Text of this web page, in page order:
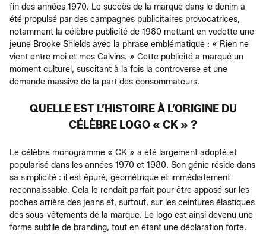
fin des années 1970. Le succès de la marque dans le denim a
été propulsé par des campagnes publicitaires provocatrices,
notamment la célèbre publicité de 1980 mettant en vedette une
jeune Brooke Shields avec la phrase emblématique : « Rien ne
vient entre moi et mes Calvins. » Cette publicité a marqué un
moment culturel, suscitant à la fois la controverse et une
demande massive de la part des consommateurs.
QUELLE EST L’HISTOIRE À L’ORIGINE DU
CÉLÈBRE LOGO « CK » ?
Le célèbre monogramme « CK » a été largement adopté et
popularisé dans les années 1970 et 1980. Son génie réside dans
sa simplicité : il est épuré, géométrique et immédiatement
reconnaissable. Cela le rendait parfait pour être apposé sur les
poches arrière des jeans et, surtout, sur les ceintures élastiques
des sous-vêtements de la marque. Le logo est ainsi devenu une
forme subtile de branding, tout en étant une déclaration forte.